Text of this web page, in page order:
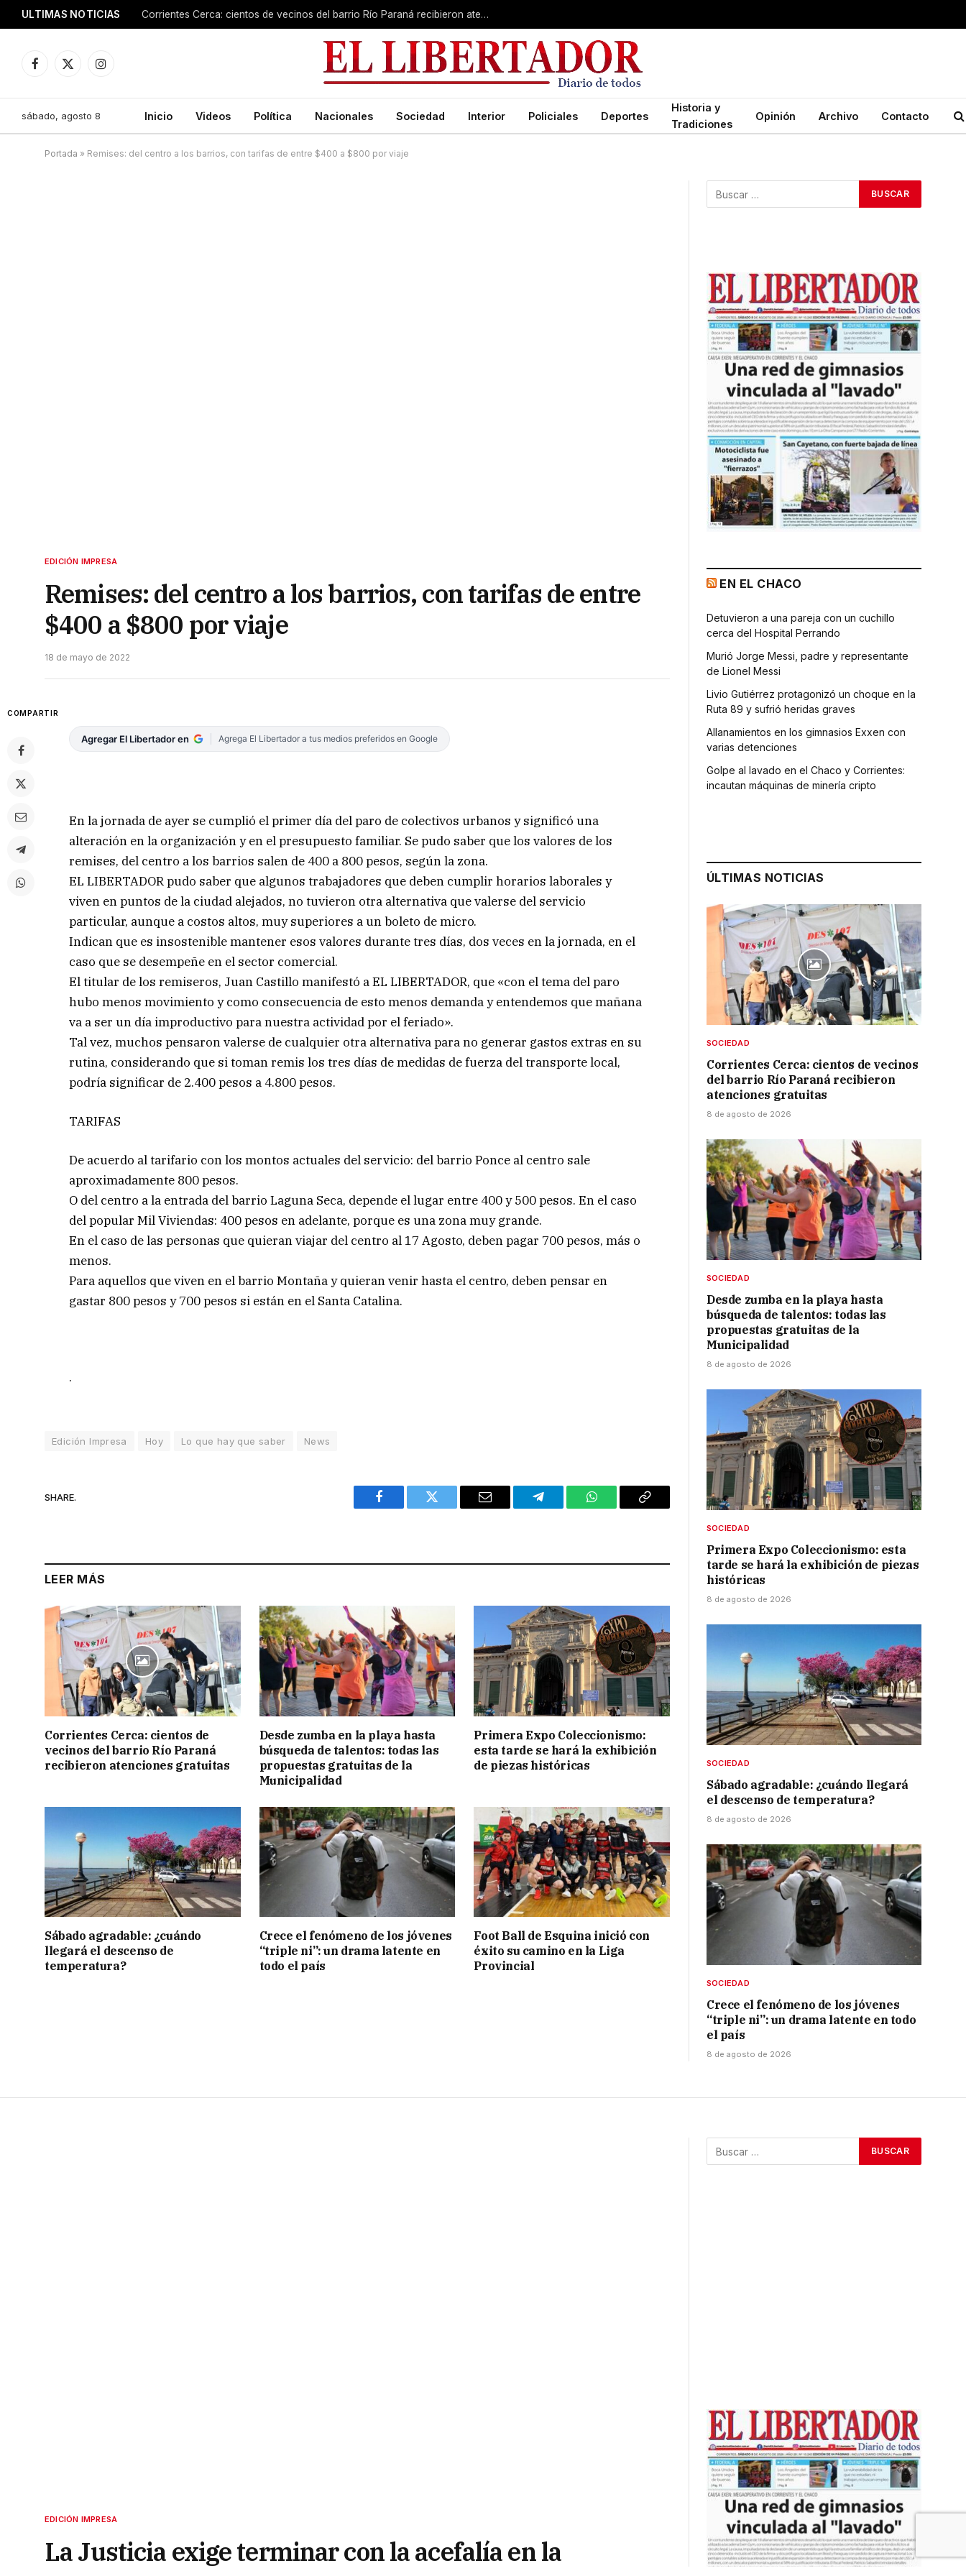
ULTIMAS NOTICIAS Corrientes Cerca: cientos de vecinos del barrio Río Paraná recibieron atenciones gratuitas
Facebook
X
Instagram
sábado, agosto 8 Inicio Videos Política Nacionales Sociedad Interior Policiales Deportes
Historia y
Tradiciones
Opinión Archivo Contacto
Portada » Remises: del centro a los barrios, con tarifas de entre $400 a $800 por viaje
EDICIÓN IMPRESA
Remises: del centro a los barrios, con tarifas de entre
$400 a $800 por viaje
18 de mayo de 2022
COMPARTIR
Agregar El Libertador en Agrega El Libertador a tus medios preferidos en Google
En la jornada de ayer se cumplió el primer día del paro de colectivos urbanos y significó una
alteración en la organización y en el presupuesto familiar. Se pudo saber que los valores de los
remises, del centro a los barrios salen de 400 a 800 pesos, según la zona.
EL LIBERTADOR pudo saber que algunos trabajadores que deben cumplir horarios laborales y
viven en puntos de la ciudad alejados, no tuvieron otra alternativa que valerse del servicio
particular, aunque a costos altos, muy superiores a un boleto de micro.
Indican que es insostenible mantener esos valores durante tres días, dos veces en la jornada, en el
caso que se desempeñe en el sector comercial.
El titular de los remiseros, Juan Castillo manifestó a EL LIBERTADOR, que «con el tema del paro
hubo menos movimiento y como consecuencia de esto menos demanda y entendemos que mañana
va a ser un día improductivo para nuestra actividad por el feriado».
Tal vez, muchos pensaron valerse de cualquier otra alternativa para no generar gastos extras en su
rutina, considerando que si toman remis los tres días de medidas de fuerza del transporte local,
podría significar de 2.400 pesos a 4.800 pesos.
TARIFAS
De acuerdo al tarifario con los montos actuales del servicio: del barrio Ponce al centro sale
aproximadamente 800 pesos.
O del centro a la entrada del barrio Laguna Seca, depende el lugar entre 400 y 500 pesos. En el caso
del popular Mil Viviendas: 400 pesos en adelante, porque es una zona muy grande.
En el caso de las personas que quieran viajar del centro al 17 Agosto, deben pagar 700 pesos, más o
menos.
Para aquellos que viven en el barrio Montaña y quieran venir hasta el centro, deben pensar en
gastar 800 pesos y 700 pesos si están en el Santa Catalina.
.
Edición Impresa Hoy Lo que hay que saber News
SHARE.
Facebook Twitter Email Telegram WhatsAppCopy
LEER MÁS
Corrientes Cerca: cientos de
vecinos del barrio Río Paraná
recibieron atenciones gratuitas
Desde zumba en la playa hasta
búsqueda de talentos: todas las
propuestas gratuitas de la
Municipalidad
Primera Expo Coleccionismo:
esta tarde se hará la exhibición
de piezas históricas
Sábado agradable: ¿cuándo
llegará el descenso de
temperatura?
Crece el fenómeno de los jóvenes
“triple ni”: un drama latente en
todo el país
Foot Ball de Esquina inició con
éxito su camino en la Liga
Provincial
EN EL CHACO
Detuvieron a una pareja con un cuchillo
cerca del Hospital Perrando
Murió Jorge Messi, padre y representante
de Lionel Messi
Livio Gutiérrez protagonizó un choque en la
Ruta 89 y sufrió heridas graves
Allanamientos en los gimnasios Exxen con
varias detenciones
Golpe al lavado en el Chaco y Corrientes:
incautan máquinas de minería cripto
ÚLTIMAS NOTICIAS
SOCIEDAD
Corrientes Cerca: cientos de vecinos
del barrio Río Paraná recibieron
atenciones gratuitas
8 de agosto de 2026
SOCIEDAD
Desde zumba en la playa hasta
búsqueda de talentos: todas las
propuestas gratuitas de la
Municipalidad
8 de agosto de 2026
SOCIEDAD
Primera Expo Coleccionismo: esta
tarde se hará la exhibición de piezas
históricas
8 de agosto de 2026
SOCIEDAD
Sábado agradable: ¿cuándo llegará
el descenso de temperatura?
8 de agosto de 2026
SOCIEDAD
Crece el fenómeno de los jóvenes
“triple ni”: un drama latente en todo
el país
8 de agosto de 2026
EDICIÓN IMPRESA
La Justicia exige terminar con la acefalía en la